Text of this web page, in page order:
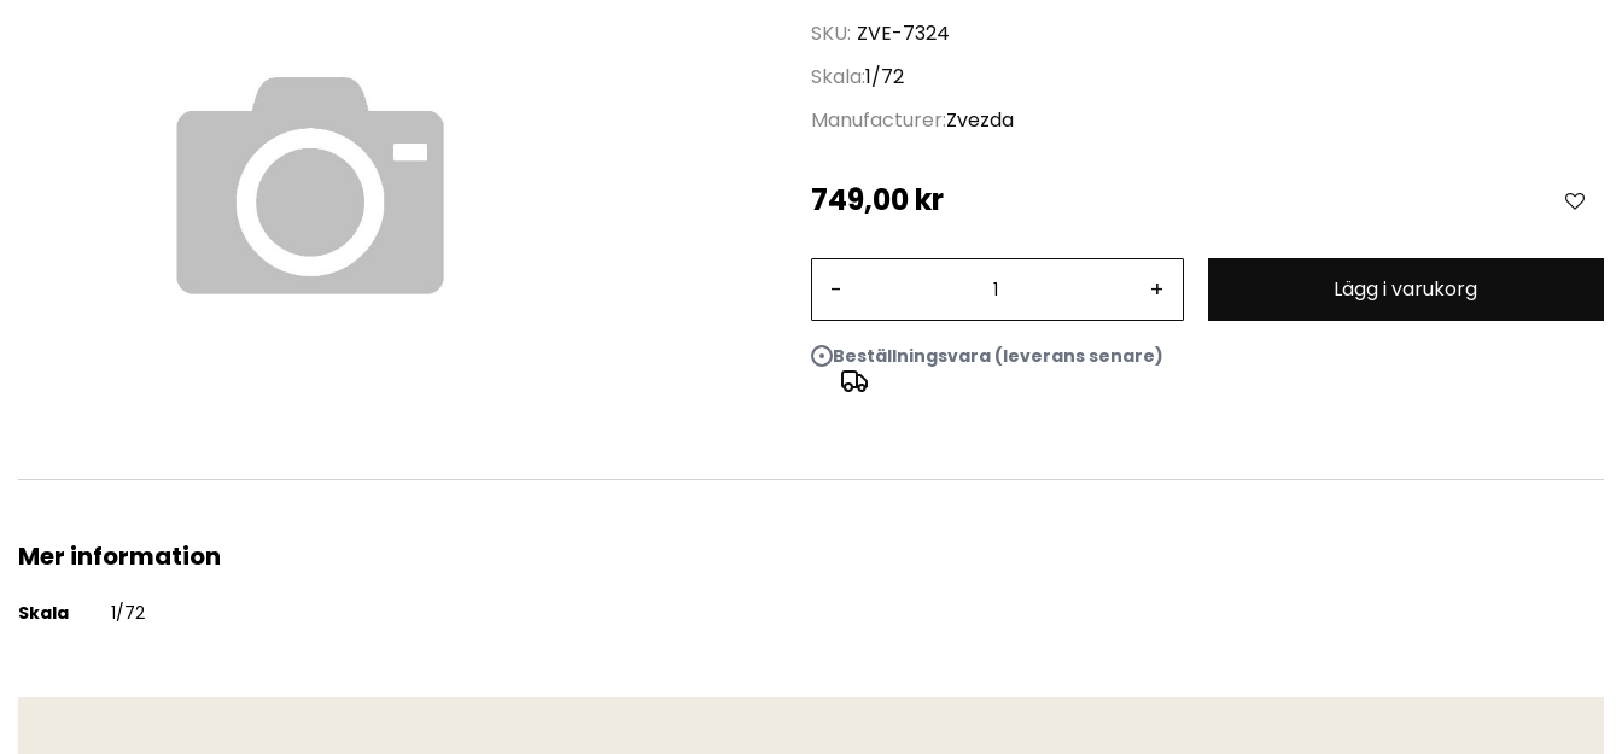
SKU ZVE-7324
Skala1/72
Manufacturer Zvezda
749,00 kr
- + Lägg i varukorg
Beställningsvara (leverans senare)
början
Mer information
Mer
Skala 1/72